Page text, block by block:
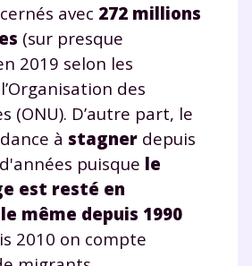
avec 272 millions
(sur presque
2019 selon les
des
(ONU). D’autre part, le
à stagner depuis
puisque le
est resté en
même depuis 1990
2010 on compte